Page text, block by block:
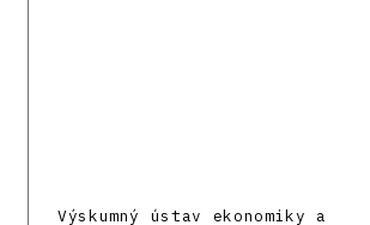
Výskumný ústav ekonomiky a